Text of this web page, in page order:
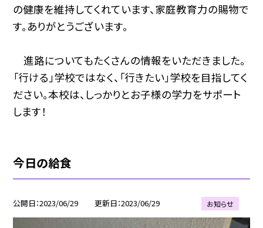
の健康を維持してくれています、家庭教育力の賜物で
す。ありがとうございます。
進路についてもたくさんの情報をいただきました。
「行ける」学校ではなく、「行きたい」学校を目指してく
ださい。本校は、しっかりとお子様の学力をサポート
します！
今日の給食
公開日 2023/06/29 更新日 2023/06/29 お知らせ